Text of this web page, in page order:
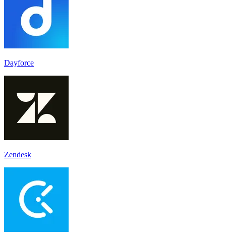
Dayforce
Zendesk